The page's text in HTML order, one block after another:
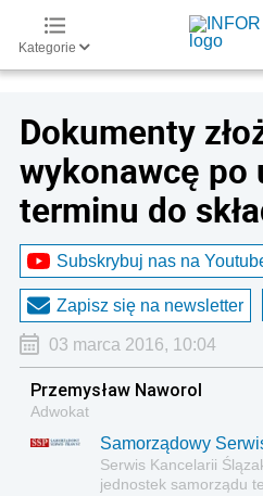
Kategorie
Dokumenty
wykonawcę po
terminu do
Subskrybuj nas na
Zapisz się na newsletter
03 marca 2016, 10:04
Przemysław Naworol
Adwokat
Samorządowy
Serwis Kancelarii
jednostek samorządu